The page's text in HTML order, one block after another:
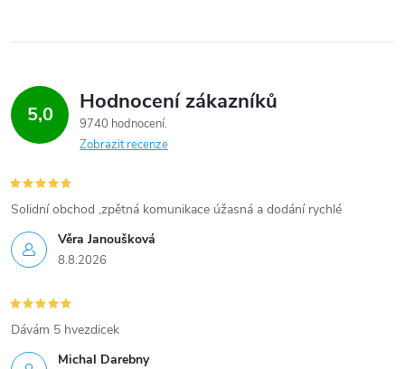
5,0 Hodnocení zákazníků
9740 hodnocení
Zobrazit recenze
Věra Janoušková
8.8.2026
Solidní obchod ,zpětná komunikace úžasná a dodání rychlé
Michal Darebny
Dávám 5 hvezdicek